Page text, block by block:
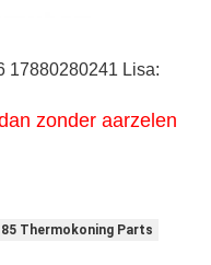
17880280241 Lisa:
zonder aarzelen
Thermokoning Parts